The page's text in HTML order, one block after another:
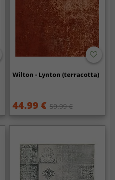
Wilton - Lynton (terracotta)
44.99 € 59.99 €